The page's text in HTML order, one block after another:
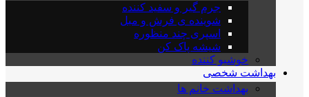
جرم گیر و سفید کننده
شوینده ی فرش و مبل
اسپری چند منظوره
شیشه پاک کن
خوشبو کننده
بهداشت شخصی
بهداشت خانم ها